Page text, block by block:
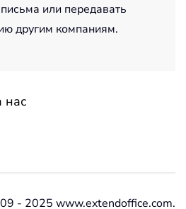
или передавать
другим компаниям.
нас
- 2025 www.extendoffice.com.